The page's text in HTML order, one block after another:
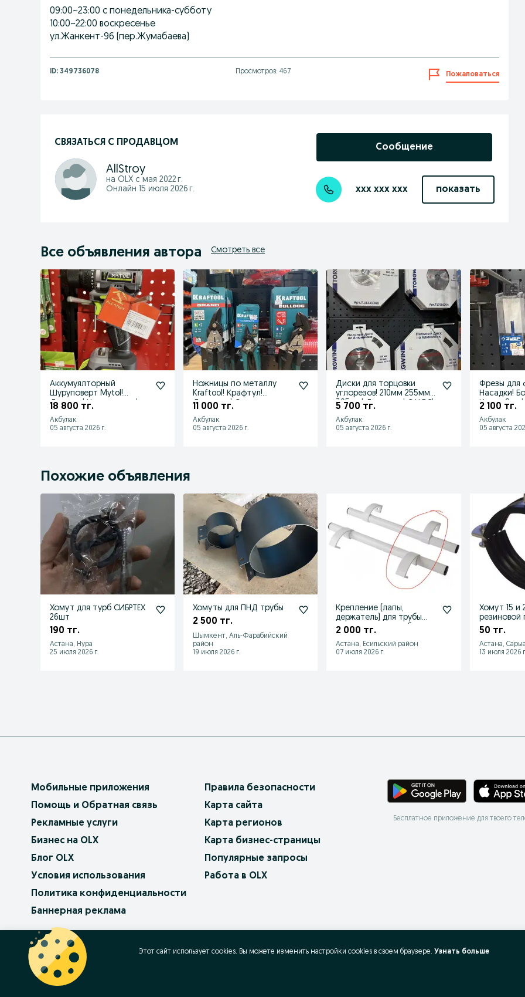
09:00~23:00 с понедельника-субботу
10:00~22:00 воскресенье
ул.Жанкент-96 (пер.Жумабаева)
ID: 349736078 Просмотров: 467 Пожаловаться
СВЯЗАТЬСЯ С ПРОДАВЦОМ
AllStroy
на OLX с мая 2022 г.
Онлайн 15 июля 2026 г.
Сообщение
xxx xxx xxx показать
Все объявления автора Смотреть все
Аккумуялторный
Шуруповерт Mytol!
Досавка! Низкие цены!
18 800 тг.
Акбулак
05 августа 2026 г.
Ножницы по металлу
Kraftool! Крафтул!
Доставка! Открыты до
11 000 тг.
Акбулак
05 августа 2026 г.
Диски для торцовки
углорезов! 210мм 255мм
305мм! Доставка! С НДС!
5 700 тг.
Акбулак
05 августа 2026 г.
Фрезы для
Насадки!
Цанга 8мм!
2 100 тг.
Акбулак
05 августа
Похожие объявления
Хомут для турб СИБРТЕХ
26шт
190 тг.
Астана, Нура
25 июля 2026 г.
Хомуты для ПНД трубы
2 500 тг.
Шымкент, Аль-Фарабийский
район
19 июля 2026 г.
Крепление (лапы,
держатель) для трубы
дверная ручка скоба
2 000 тг.
Астана, Есильский район
07 июля 2026 г.
Хомут 15 и
резиновой
50 тг.
Астана,
13 июля 2026
Мобильные приложения
Помощь и Обратная связь
Рекламные услуги
Бизнес на OLX
Блог OLX
Условия использования
Политика конфиденциальности
Баннерная реклама
Правила безопасности
Карта сайта
Карта регионов
Карта бизнес-страницы
Популярные запросы
Работа в OLX
Бесплатное приложение для твоего
OLX.bg
Этот сайт использует cookies. Вы можете изменить настройки cookies в своeм браузере. Узнать больше